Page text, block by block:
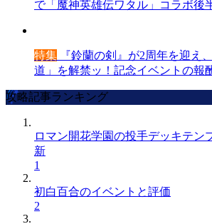
で「魔神英雄伝ワタル」コラボ後
特集 『鈴蘭の剣』が2周年を迎え
道」を解禁ッ！記念イベントの報
攻略記事ランキング
ロマン開花学園の投手デッキテン
新
1
初白百合のイベントと評価
2